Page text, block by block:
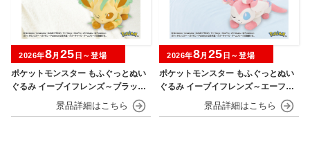
ポケットモンスター もふぐっとぬい
ぐるみ イーブイフレンズ～ブラッキ
ー・リーフィア～おひるねver.
2026年8月 25 日～登場
ポケットモンスター もふぐっとぬい
ぐるみ イーブイフレンズ～エーフ
ィ・ニンフィア～おひるねver.
2026年8月 25 日～登場